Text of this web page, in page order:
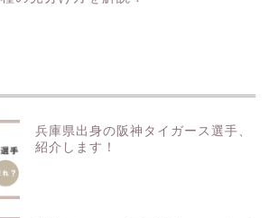
兵庫県出身の阪神タイガース選手、
紹介します！